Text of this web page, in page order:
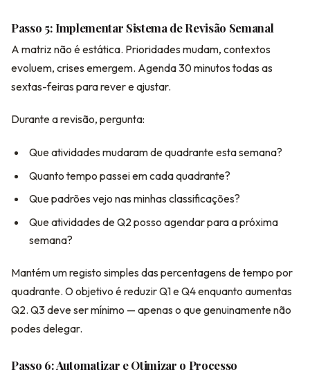
Passo 5: Implementar Sistema de Revisão Semanal
A matriz não é estática. Prioridades mudam, contextos
evoluem, crises emergem. Agenda 30 minutos todas as
sextas-feiras para rever e ajustar.
Durante a revisão, pergunta:
Que atividades mudaram de quadrante esta semana?
Quanto tempo passei em cada quadrante?
Que padrões vejo nas minhas classificações?
Que atividades de Q2 posso agendar para a próxima
semana?
Mantém um registo simples das percentagens de tempo por
quadrante. O objetivo é reduzir Q1 e Q4 enquanto aumentas
Q2. Q3 deve ser mínimo — apenas o que genuinamente não
podes delegar.
Passo 6: Automatizar e Otimizar o Processo